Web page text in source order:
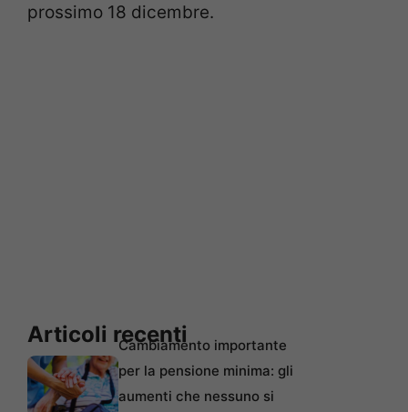
prossimo 18 dicembre.
Articoli recentiCambiamento importante
per la pensione minima: gli
aumenti che nessuno si